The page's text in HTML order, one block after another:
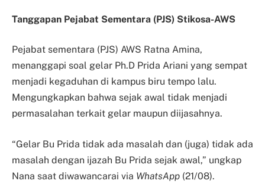
Tanggapan Pejabat Sementara (PJS) Stikosa-AWS
Pejabat sementara (PJS) AWS Ratna Amina,
menanggapi soal gelar Ph.D Prida Ariani yang sempat
menjadi kegaduhan di kampus biru tempo lalu.
Mengungkapkan bahwa sejak awal tidak menjadi
permasalahan terkait gelar maupun diijasahnya.
“Gelar Bu Prida tidak ada masalah dan (juga) tidak ada
masalah dengan ijazah Bu Prida sejak awal,” ungkap
Nana saat diwawancarai via WhatsApp (21/08).